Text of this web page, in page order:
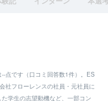
点です（口コミ回答数1件）。ES
社フローレンスの社員・元社員に
学生の志望動機など、一部コン